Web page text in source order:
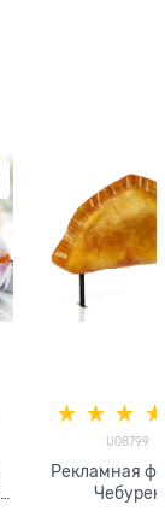
U08799
Рекламная
Чебурек